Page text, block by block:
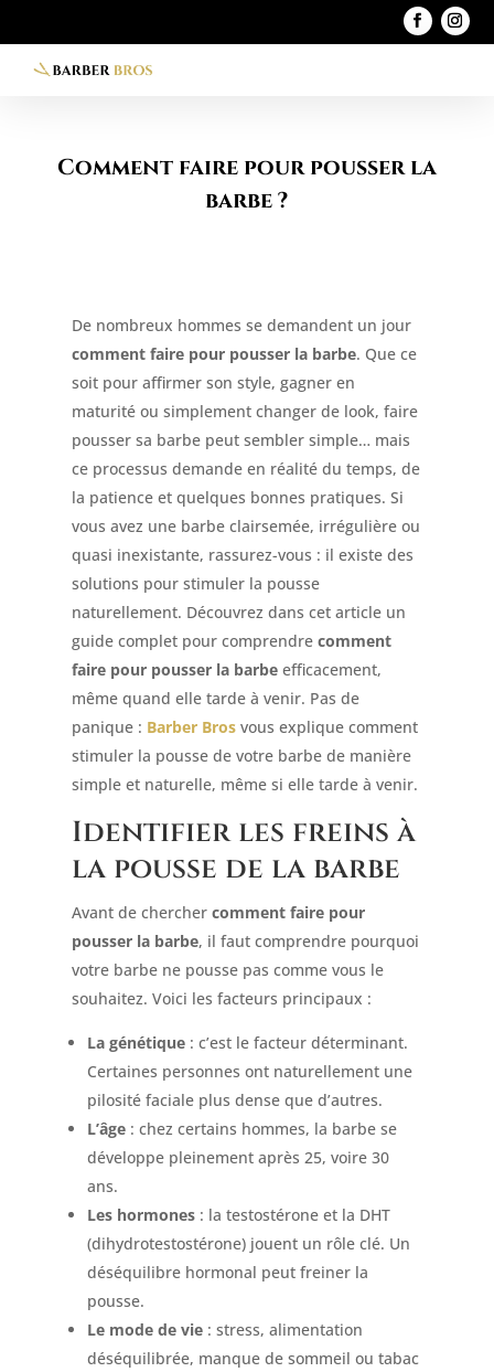
Comment faire pour pousser la
barbe ?
De nombreux hommes se demandent un jour
comment faire pour pousser la barbe. Que ce
soit pour affirmer son style, gagner en
maturité ou simplement changer de look, faire
pousser sa barbe peut sembler simple… mais
ce processus demande en réalité du temps, de
la patience et quelques bonnes pratiques. Si
vous avez une barbe clairsemée, irrégulière ou
quasi inexistante, rassurez-vous : il existe des
solutions pour stimuler la pousse
naturellement. Découvrez dans cet article un
guide complet pour comprendre comment
faire pour pousser la barbeefficacement,
même quand elle tarde à venir. Pas de
panique : Barber Brosvous explique comment
stimuler la pousse de votre barbe de manière
simple et naturelle, même si elle tarde à venir.
Identifier les freins à
la pousse de la barbe
Avant de chercher comment faire pour
pousser la barbe, il faut comprendre pourquoi
votre barbe ne pousse pas comme vous le
souhaitez. Voici les facteurs principaux :
La génétique: c’est le facteur déterminant.
Certaines personnes ont naturellement une
pilosité faciale plus dense que d’autres.
L’âge: chez certains hommes, la barbe se
développe pleinement après 25, voire 30
ans.
Les hormones: la testostérone et la DHT
(dihydrotestostérone) jouent un rôle clé. Un
déséquilibre hormonal peut freiner la
pousse.
Le mode de vie: stress, alimentation
déséquilibrée, manque de sommeil ou tabac